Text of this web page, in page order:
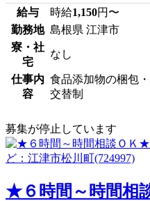
給与 時給1,150円〜
勤務地 島根県 江津市
寮・社
宅
なし
仕事内
容
食品添加物の梱包
交替制
募集が停止しています
★６時間～時間相